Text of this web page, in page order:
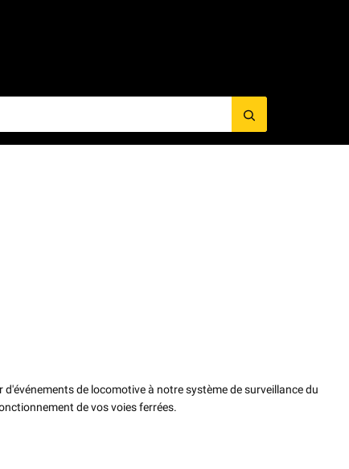
de locomotive à notre système de surveillance du
de vos voies ferrées.